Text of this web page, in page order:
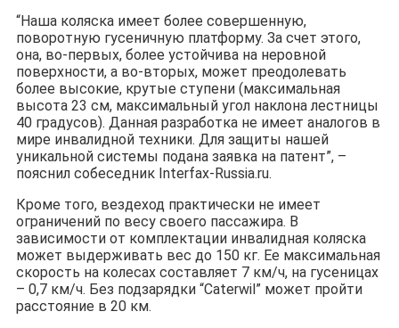
“Наша коляска имеет более совершенную,
поворотную гусеничную платформу. За счет этого,
она, во-первых, более устойчива на неровной
поверхности, а во-вторых, может преодолевать
более высокие, крутые ступени (максимальная
высота 23 см, максимальный угол наклона лестницы
40 градусов). Данная разработка не имеет аналогов в
мире инвалидной техники. Для защиты нашей
уникальной системы подана заявка на патент”, –
пояснил собеседник Interfax-Russia.ru.
Кроме того, вездеход практически не имеет
ограничений по весу своего пассажира. В
зависимости от комплектации инвалидная коляска
может выдерживать вес до 150 кг. Ее максимальная
скорость на колесах составляет 7 км/ч, на гусеницах
– 0,7 км/ч. Без подзарядки “Caterwil” может пройти
расстояние в 20 км.